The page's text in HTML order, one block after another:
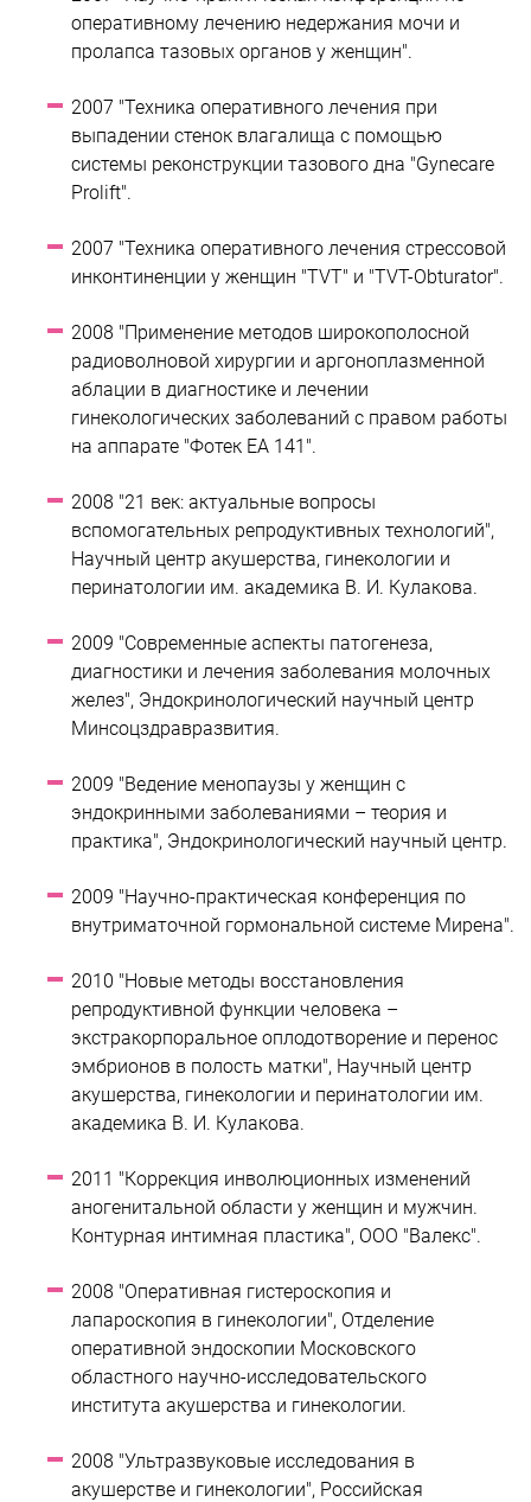
оперативному лечению недержания мочи и
пролапса тазовых органов у женщин".
2007 "Техника оперативного лечения при
выпадении стенок влагалища с помощью
системы реконструкции тазового дна "Gynecare
Prolift".
2007 "Техника оперативного лечения стрессовой
инконтиненции у женщин "TVT" и "TVT-Obturator".
2008 "Применение методов широкополосной
радиоволновой хирургии и аргоноплазменной
аблации в диагностике и лечении
гинекологических заболеваний с правом работы
на аппарате "Фотек ЕА 141".
2008 "21 век: актуальные вопросы
вспомогательных репродуктивных технологий",
Научный центр акушерства, гинекологии и
перинатологии им. академика В. И. Кулакова.
2009 "Современные аспекты патогенеза,
диагностики и лечения заболевания молочных
желез", Эндокринологический научный центр
Минсоцздравразвития.
2009 "Ведение менопаузы у женщин с
эндокринными заболеваниями – теория и
практика", Эндокринологический научный центр.
2009 "Научно-практическая конференция по
внутриматочной гормональной системе Мирена".
2010 "Новые методы восстановления
репродуктивной функции человека –
экстракорпоральное оплодотворение и перенос
эмбрионов в полость матки", Научный центр
акушерства, гинекологии и перинатологии им.
академика В. И. Кулакова.
2011 "Коррекция инволюционных изменений
аногенитальной области у женщин и мужчин.
Контурная интимная пластика", ООО "Валекс".
2008 "Оперативная гистероскопия и
лапароскопия в гинекологии", Отделение
оперативной эндоскопии Московского
областного научно-исследовательского
института акушерства и гинекологии.
2008 "Ультразвуковые исследования в
акушерстве и гинекологии", Российская